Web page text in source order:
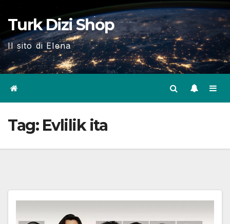
Skip
content
Turk Dizi Shop
Il sito di Elena
Tag: Evlilik ita